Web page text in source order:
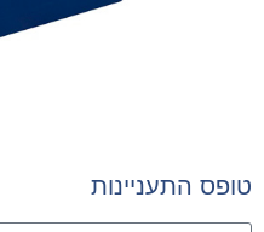
טופס התעניינות